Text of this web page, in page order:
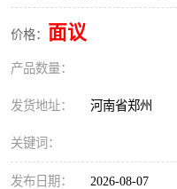
价格： 面议
产品数量：
发货地址： 河南省郑州
关键词：
发布日期： 2026-08-07